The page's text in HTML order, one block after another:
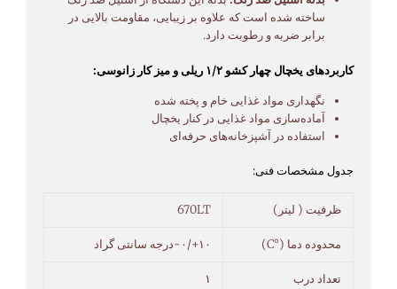
ساخته شده است که علاوه بر زیبایی، مقاومت بالایی در
برابر ضربه و رطوبت دارد.
کاربردهای یخچال چهار کشو ۱/۲ ریلی و میز کار زانوسی:
نگهداری مواد غذایی خام و پخته شده
آماده‌سازی مواد غذایی در کنار یخچال
استفاده در آشپزخانه‌های حرفه‌ای
جدول مشخصات فنی:
ظرفیت ( لیتر) 670LT
محدوده دما (°C) ۱۰+/۰-درجه سانتی گراد
تعداد درب ۱